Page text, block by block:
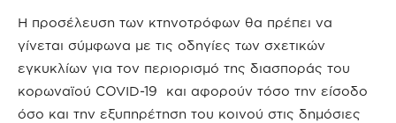
Η προσέλευση των κτηνοτρόφων θα πρέπει να
γίνεται σύμφωνα με τις οδηγίες των σχετικών
εγκυκλίων για τον περιορισμό της διασποράς του
κορωναϊού COVID-19 και αφορούν τόσο την είσοδο
όσο και την εξυπηρέτηση του κοινού στις δημόσιες